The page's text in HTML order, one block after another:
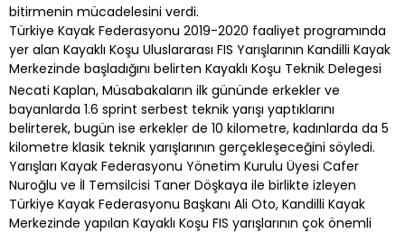
bitirmenin mücadelesini verdi.
Türkiye Kayak Federasyonu 2019-2020 faaliyet programında
yer alan Kayaklı Koşu Uluslararası FIS Yarışlarının Kandilli Kayak
Merkezinde başladığını belirten Kayaklı Koşu Teknik Delegesi
Necati Kaplan, Müsabakaların ilk gününde erkekler ve
bayanlarda 1.6 sprint serbest teknik yarışı yaptıklarını
belirterek, bugün ise erkekler de 10 kilometre, kadınlarda da 5
kilometre klasik teknik yarışlarının gerçekleşeceğini söyledi.
Yarışları Kayak Federasyonu Yönetim Kurulu Üyesi Cafer
Nuroğlu ve İl Temsilcisi Taner Döşkaya ile birlikte izleyen
Türkiye Kayak Federasyonu Başkanı Ali Oto, Kandilli Kayak
Merkezinde yapılan Kayaklı Koşu FIS yarışlarının çok önemli